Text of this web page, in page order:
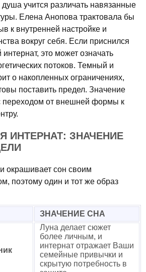
душа учится различать навязанные
Елена Анопова трактовала бы
к внутренней настройке и
вокруг себя. Если приснился
это может означать
потоков. Темный и
о накопленных ограничениях,
поставить предел. Значение
переходом от внешней формы к
ИНТЕРНАТ: ЗНАЧЕНИЕ
окрашивает сон своим
поэтому один и тот же образ
ЗНАЧЕНИЕ СНА
Луна делает сюжет
более личным, и
интернат отражает Ваши
семейные привычки и
скрытую потребность в